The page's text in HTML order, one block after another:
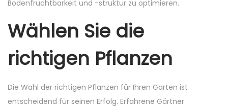
Bodenfruchtbarkeit und -struktur zu optimieren.
Wählen Sie die
richtigen Pflanzen
Die Wahl der richtigen Pflanzen für Ihren Garten ist
entscheidend für seinen Erfolg. Erfahrene Gärtner